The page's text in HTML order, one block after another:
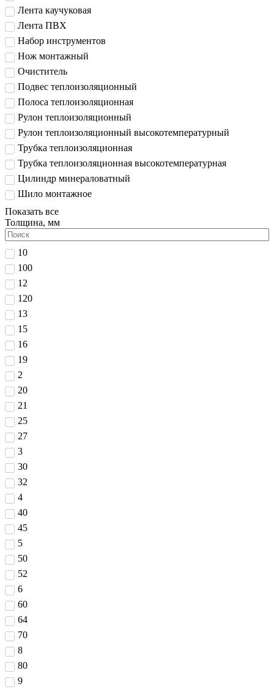
Лента каучуковая
Лента ПВХ
Набор инструментов
Нож монтажный
Очиститель
Подвес теплоизоляционный
Полоса теплоизоляционная
Рулон теплоизоляционный
Рулон теплоизоляционный высокотемпературный
Трубка теплоизоляционная
Трубка теплоизоляционная высокотемпературная
Цилиндр минераловатный
Шило монтажное
Показать все
Толщина, мм
10
100
12
120
13
15
16
19
2
20
21
25
27
3
30
32
4
40
45
5
50
52
6
60
64
70
8
80
9